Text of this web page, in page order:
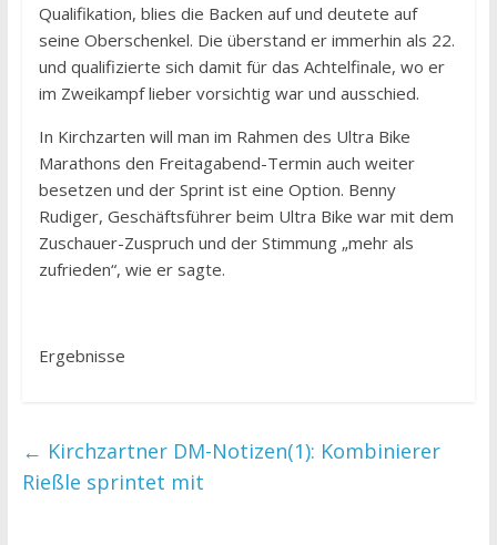
Qualifikation, blies die Backen auf und deutete auf
seine Oberschenkel. Die überstand er immerhin als 22.
und qualifizierte sich damit für das Achtelfinale, wo er
im Zweikampf lieber vorsichtig war und ausschied.
In Kirchzarten will man im Rahmen des Ultra Bike
Marathons den Freitagabend-Termin auch weiter
besetzen und der Sprint ist eine Option. Benny
Rudiger, Geschäftsführer beim Ultra Bike war mit dem
Zuschauer-Zuspruch und der Stimmung „mehr als
zufrieden“, wie er sagte.
Ergebnisse
← Kirchzartner DM-Notizen(1): Kombinierer
Rießle sprintet mit